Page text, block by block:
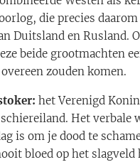
die precies
Duitsland en Rusland.
beide grootmachten
zouden komen.
het Verenigd
Het verbale
is om je dood te
bloed op het slagveld